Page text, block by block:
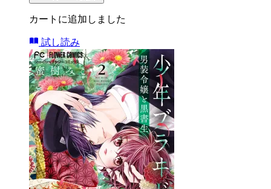
カートに追加しました
試し読み